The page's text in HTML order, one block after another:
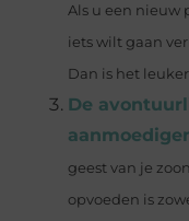
Als u een nieuw
iets wilt gaan
Dan is het leuker
De
geest van je
opvoeden is